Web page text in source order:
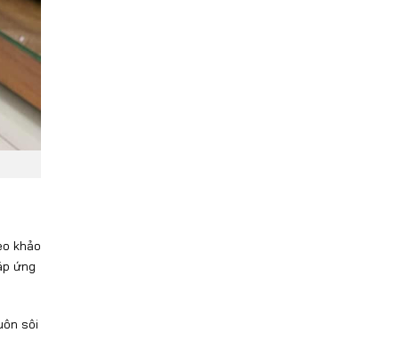
khảo
ứng
ôn sôi